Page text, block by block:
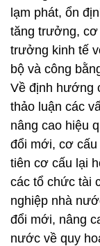
lạm phát, ổn
tăng trưởng, cơ
trưởng kinh tế
bộ và công
Về định hướng
thảo luận các
nâng cao hiệu
đổi mới, cơ
tiên cơ cấu lại
các tổ chức tài
nghiệp nhà
đổi mới, nâng
nước về quy